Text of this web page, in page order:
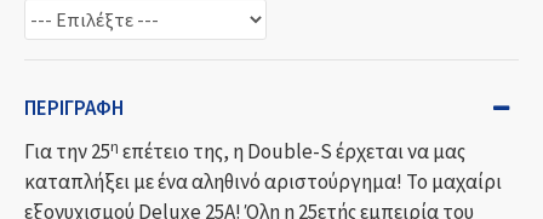
ΠΕΡΙΓΡΑΦΉ
Για την 25η επέτειο της, η Double-S έρχεται να μας
καταπλήξει με ένα αληθινό αριστούργημα! Το μαχαίρι
εξονυχισμού Deluxe 25A! Όλη η 25ετής εμπειρία του